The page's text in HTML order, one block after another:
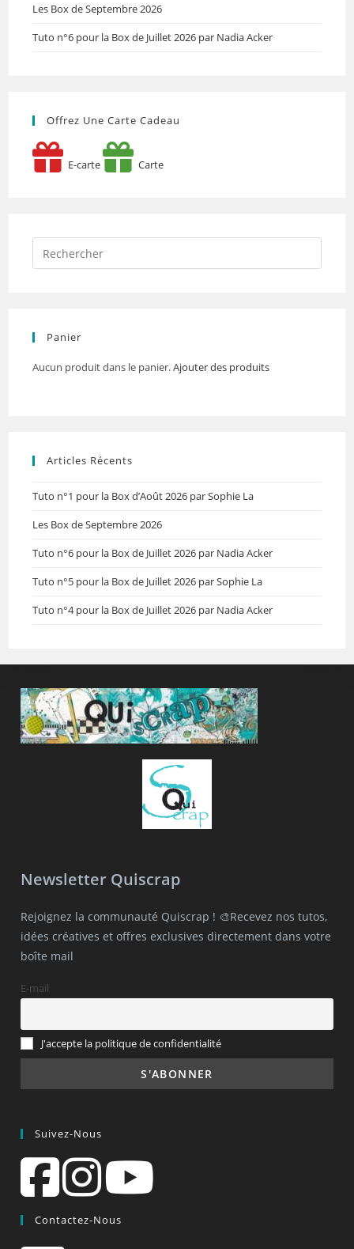
Les Box de Septembre 2026
Tuto n°6 pour la Box de Juillet 2026 par Nadia Acker
Offrez Une Carte Cadeau
E-carte Carte
Panier
Aucun produit dans le panier.Ajouter des produits
Articles Récents
Tuto n°1 pour la Box d’Août 2026 par Sophie La
Les Box de Septembre 2026
Tuto n°6 pour la Box de Juillet 2026 par Nadia Acker
Tuto n°5 pour la Box de Juillet 2026 par Sophie La
Tuto n°4 pour la Box de Juillet 2026 par Nadia Acker
Newsletter Quiscrap
Rejoignez la communauté Quiscrap ! 🎨Recevez nos tutos,
idées créatives et offres exclusives directement dans votre
boîte mail
E-mail
J'accepte la politique de confidentialité
Suivez-Nous
Contactez-Nous